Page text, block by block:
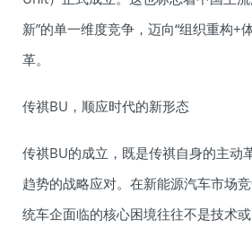
新”的单一维度竞争，迈向“组织重构+
革。
传祺BU，顺应时代的新形态
传祺BU的成立，既是传祺自身的主动
趋势的战略应对。在新能源汽车市场
统车企面临的核心困境往往不是技术